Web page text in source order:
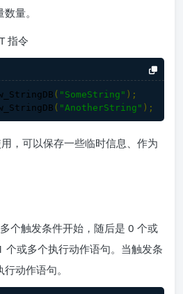
量。
指令
( "SomeString" ) ;
( "AnotherString" ) ;
，可以保存一些临时信息、作为
个触发条件开始，随后是 0 个或
个或多个执行动作语句。当触发条
动作语句。